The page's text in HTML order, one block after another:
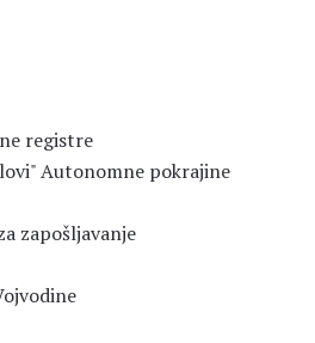
registre
Autonomne pokrajine
zapošljavanje